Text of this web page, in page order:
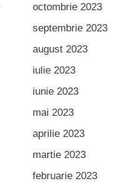
octombrie 2023
septembrie 2023
august 2023
iulie 2023
iunie 2023
mai 2023
aprilie 2023
martie 2023
februarie 2023